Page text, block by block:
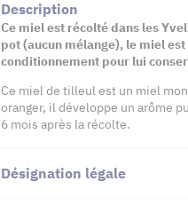
Description
Ce miel est récolté dans les
pot (aucun mélange), le miel
conditionnement pour lui
Ce miel de tilleul est un miel
oranger, il développe un arôme
6 mois après la récolte.
Désignation légale